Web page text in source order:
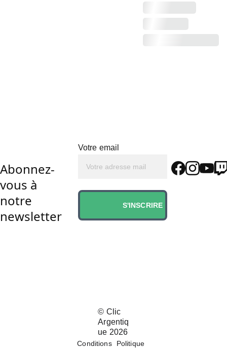
Abonnez-
vous à
notre
newsletter
Votre email
S'INSCRIRE
Conditions Politique
© Clic
Argentiq
ue 2026